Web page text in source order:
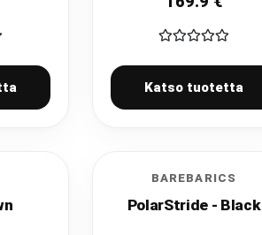
Katso tuotetta
BAREBARICS
PolarStride - Black